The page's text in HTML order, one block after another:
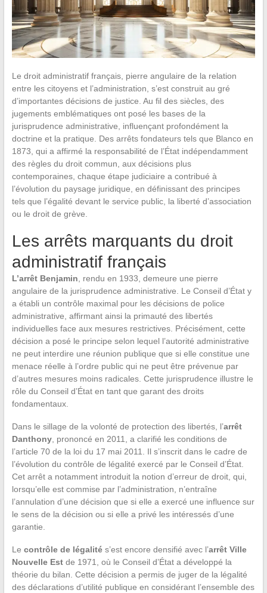
Le droit administratif français, pierre angulaire de la relation
entre les citoyens et l’administration, s’est construit au gré
d’importantes décisions de justice. Au fil des siècles, des
jugements emblématiques ont posé les bases de la
jurisprudence administrative, influençant profondément la
doctrine et la pratique. Des arrêts fondateurs tels que Blanco en
1873, qui a affirmé la responsabilité de l’État indépendamment
des règles du droit commun, aux décisions plus
contemporaines, chaque étape judiciaire a contribué à
l’évolution du paysage juridique, en définissant des principes
tels que l’égalité devant le service public, la liberté d’association
ou le droit de grève.
Les arrêts marquants du droit
administratif français
L’arrêt Benjamin , rendu en 1933, demeure une pierre
angulaire de la jurisprudence administrative. Le Conseil d’État y
a établi un contrôle maximal pour les décisions de police
administrative, affirmant ainsi la primauté des libertés
individuelles face aux mesures restrictives. Précisément, cette
décision a posé le principe selon lequel l’autorité administrative
ne peut interdire une réunion publique que si elle constitue une
menace réelle à l’ordre public qui ne peut être prévenue par
d’autres mesures moins radicales. Cette jurisprudence illustre le
rôle du Conseil d’État en tant que garant des droits
fondamentaux.
Dans le sillage de la volonté de protection des libertés, l’arrêt
Danthony, prononcé en 2011, a clarifié les conditions de
l’article 70 de la loi du 17 mai 2011. Il s’inscrit dans le cadre de
l’évolution du contrôle de légalité exercé par le Conseil d’État.
Cet arrêt a notamment introduit la notion d’erreur de droit, qui,
lorsqu’elle est commise par l’administration, n’entraîne
l’annulation d’une décision que si elle a exercé une influence sur
le sens de la décision ou si elle a privé les intéressés d’une
garantie.
Le contrôle de légalités’est encore densifié avec l’arrêt Ville
Nouvelle Estde 1971, où le Conseil d’État a développé la
théorie du bilan. Cette décision a permis de juger de la légalité
des déclarations d’utilité publique en considérant l’ensemble des